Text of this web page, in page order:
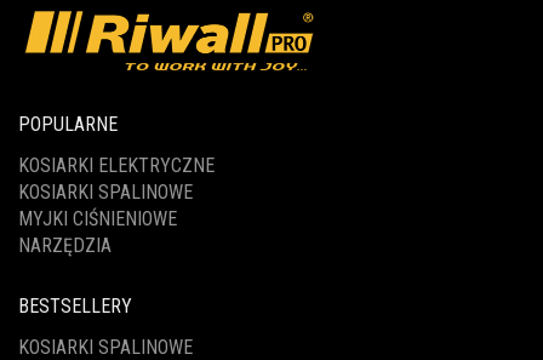
POPULARNE
KOSIARKI ELEKTRYCZNE
KOSIARKI SPALINOWE
MYJKI CIŚNIENIOWE
NARZĘDZIA
BESTSELLERY
KOSIARKI SPALINOWE